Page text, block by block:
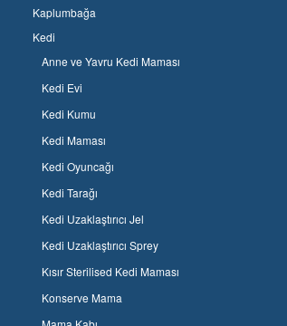
Kaplumbağa
Kedi
Anne ve Yavru Kedi Maması
Kedi Evi
Kedi Kumu
Kedi Maması
Kedi Oyuncağı
Kedi Tarağı
Kedi Uzaklaştırıcı Jel
Kedi Uzaklaştırıcı Sprey
Kısır Sterilised Kedi Maması
Konserve Mama